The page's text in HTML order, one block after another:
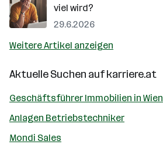
viel wird?
29.6.2026
Weitere Artikel anzeigen
Aktuelle Suchen aufkarriere.at
Geschäftsführer Immobilien in Wien
Anlagen Betriebstechniker
Mondi Sales